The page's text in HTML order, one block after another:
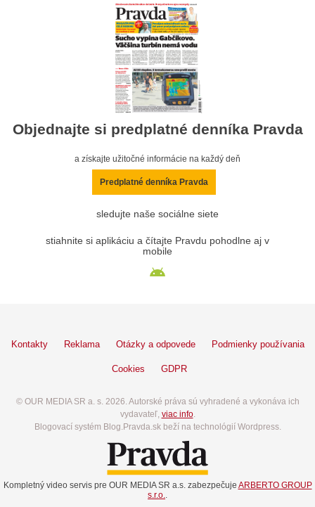
Objednajte si predplatné denníka Pravda
a získajte užitočné informácie na každý deň
Predplatné denníka Pravda
sledujte naše sociálne siete
stiahnite si aplikáciu a čítajte Pravdu pohodlne aj v
mobile
Kontakty Reklama Otázky a odpovede Podmienky používania
Cookies GDPR
© OUR MEDIA SR a. s. 2026. Autorské práva sú vyhradené a vykonáva ich
vydavateľ, viac info.
Blogovací systém Blog.Pravda.sk beží na technológií Wordpress.
Kompletný video servis pre OUR MEDIA SR a.s. zabezpečuje ARBERTO GROUP
s.r.o..